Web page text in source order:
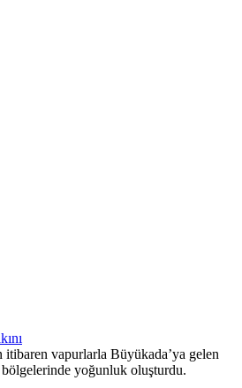
itibaren vapurlarla Büyükada’ya gelen
yoğunluk oluşturdu.